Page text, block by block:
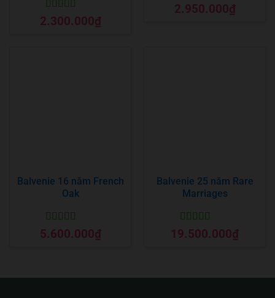
Được xếp
hạng55 sao
2.300.000₫
Được xếp
hạng55 sao
2.950.000₫
Balvenie 16 năm French
Oak
Được xếp
hạng55 sao
5.600.000₫
Balvenie 25 năm Rare
Marriages
Được xếp
hạng 5 5 sao
19.500.000₫